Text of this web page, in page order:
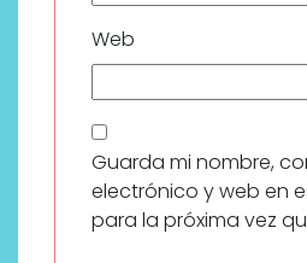
Web
Guarda mi nombre,
electrónico y web en
para la próxima vez